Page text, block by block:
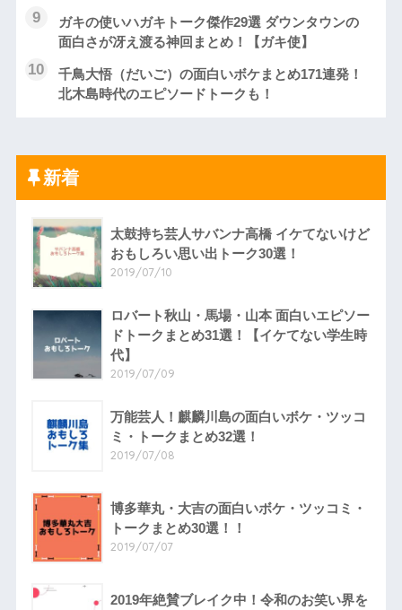
ガキの使いハガキトーク傑作29選 ダウンタウンの
面白さが冴え渡る神回まとめ！【ガキ使】
千鳥大悟（だいご）の面白いボケまとめ171連発！
北木島時代のエピソードトークも！
新着
太鼓持ち芸人サバンナ高橋 イケてないけど
おもしろい思い出トーク30選！
2019/07/10
ロバート秋山・馬場・山本 面白いエピソー
ドトークまとめ31選！【イケてない学生時
代】
2019/07/09
万能芸人！麒麟川島の面白いボケ・ツッコ
ミ・トークまとめ32選！
2019/07/08
博多華丸・大吉の面白いボケ・ツッコミ・
トークまとめ30選！！
2019/07/07
2019年絶賛ブレイク中！令和のお笑い界を